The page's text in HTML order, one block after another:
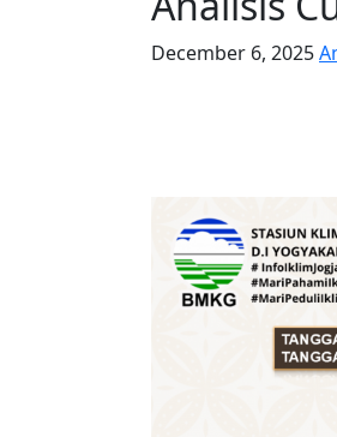
December 6, 2025